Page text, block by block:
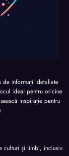
de informații detaliate
ideal pentru oricine
inspirație pentru
culturi și limbi, inclusiv: